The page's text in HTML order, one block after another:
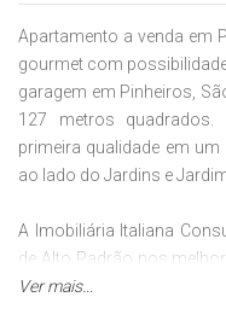
Apartamento a venda em
gourmet com
garagem em Pinheiros,
127 metros quadrados.
primeira qualidade em
ao lado do Jardins e
A Imobiliária Italiana
de Alto Padrão nos
Paulo. Fale conosco
Ver mais...